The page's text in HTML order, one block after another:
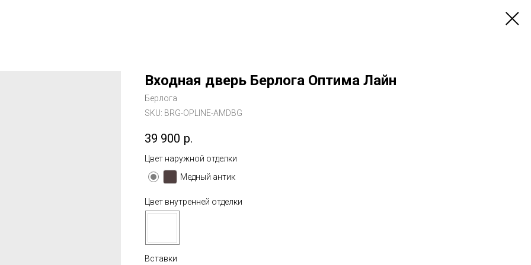
Входная дверь Берлога Оптима Лайн
Берлога
SKU: BRG-OPLINE-AMDBG
39 900 р.
Цвет наружной отделки
Медный антик
Цвет внутренней отделки
Вставки